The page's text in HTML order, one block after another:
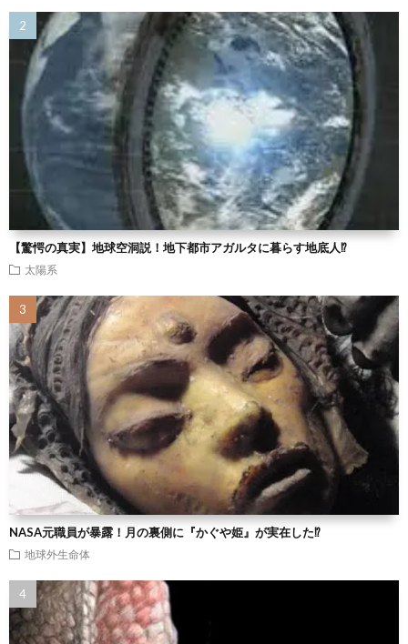
【驚愕の真実】地球空洞説！地下都市アガルタに暮らす地底人⁉
太陽系
NASA元職員が暴露！月の裏側に『かぐや姫』が実在した⁉
地球外生命体